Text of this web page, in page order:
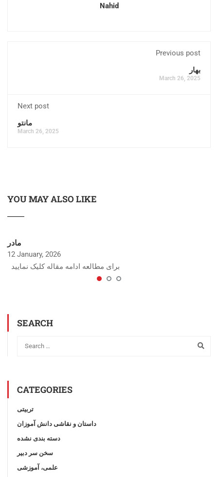
Nahid
Previous post
بهار
March 26, 2025
Next post
مانتو
March 26, 2025
YOU MAY ALSO LIKE
مادر
12 January, 2026
برای مطالعه ادامه مقاله کلیک نمایید
SEARCH
CATEGORIES
تربیتی
داستان و نقاشی دانش آموزان
دسته بندی نشده
سخن سر دبیر
علمی، آموزشی